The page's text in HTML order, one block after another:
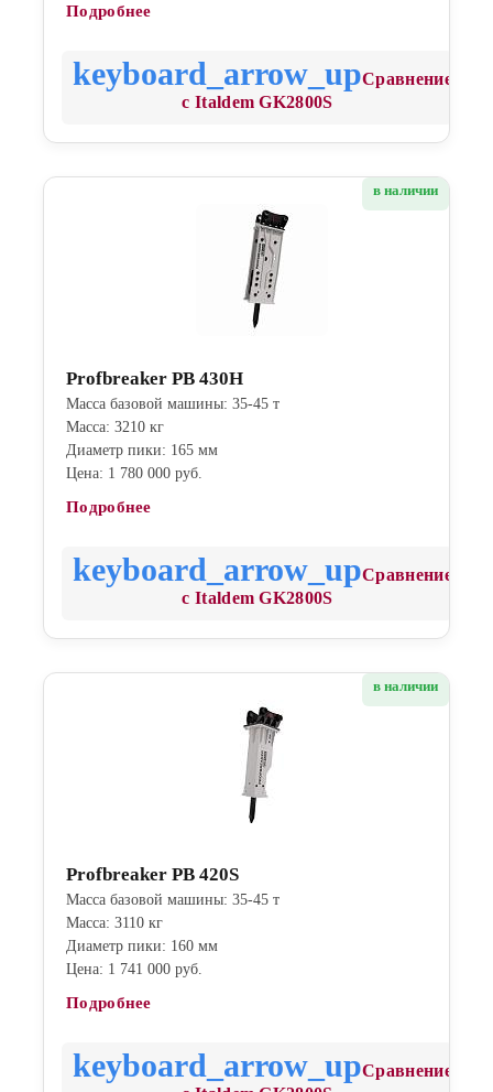
Подробнее
Сравнение
с Italdem GK2800S
в наличии
Profbreaker PB 430H
Масса базовой машины: 35-45 т
Масса: 3210 кг
Диаметр пики: 165 мм
Цена: 1 780 000 руб.
Подробнее
Сравнение
с Italdem GK2800S
в наличии
Profbreaker PB 420S
Масса базовой машины: 35-45 т
Масса: 3110 кг
Диаметр пики: 160 мм
Цена: 1 741 000 руб.
Подробнее
Сравнение